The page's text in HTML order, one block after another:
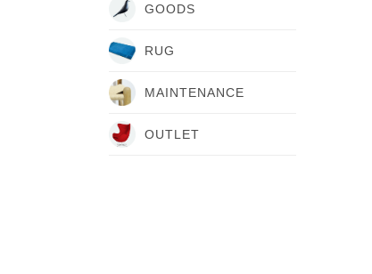
GOODS
RUG
MAINTENANCE
OUTLET